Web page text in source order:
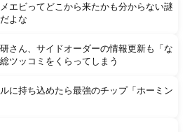
メエビってどこから来たかも分からない謎
よな
研さん、サイドオーダーの情報更新も「な
ツッコミをくらってしまう
ルに持ち込めたら最強のチップ「ホーミン